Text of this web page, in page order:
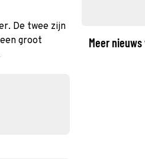
De twee zijn
groot
Meer